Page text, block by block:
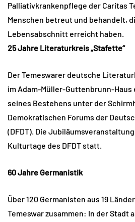
Palliativkrankenpflege der Caritas
Menschen betreut und behandelt,
Lebensabschnitt erreicht haben.
25 Jahre Literaturkreis „Stafette“
Der Temeswarer deutsche
im Adam-Müller-Guttenbrunn-
seines Bestehens unter der
Demokratischen Forums der
(DFDT). Die
Kulturtage des DFDT statt.
60 Jahre Germanistik
Über 120 Germanisten aus 19
Temeswar zusammen: In der Stadt